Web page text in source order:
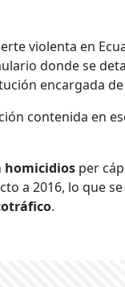
violenta en
donde se
encargada
contenida en
homicidios per
a 2016, lo que
.